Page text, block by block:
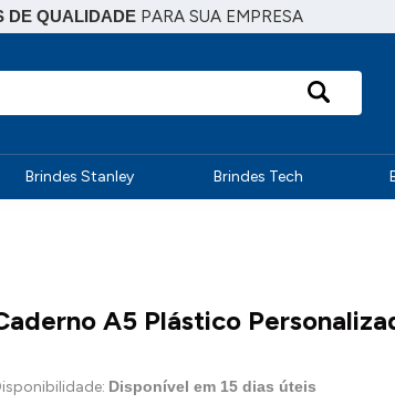
DE QUALIDADEPARA SUA EMPRESA
Brindes Stanley Brindes Tech
A5 Plástico
Disponível em 15 dias úteis